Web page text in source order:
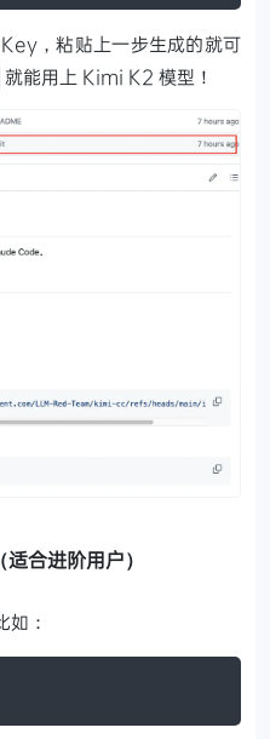
，粘贴上一步生成的就可
就能用上 Kimi K2 模型！
合进阶用户）
如：